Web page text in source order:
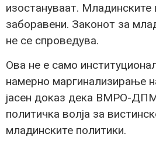
изостануваат. Младинските
заборавени. Законот за
не се спроведува.
Ова не е само
намерно маргинализирање
јасен доказ дека ВМРО-
политичка волја за
младинските политики.